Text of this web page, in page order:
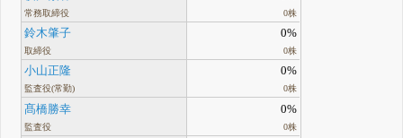
常務取締役 0株
鈴木肇子
取締役
0%
0株
小山正隆
監査役(常勤)
0%
0株
髙橋勝幸
監査役
0%
0株